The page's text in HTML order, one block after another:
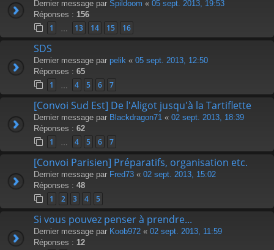
Dernier message par Spildoom « 05 sept. 2013, 19:53
Réponses : 156
1 13 14 15 16
SDS
Dernier message par pelik « 05 sept. 2013, 12:50
Réponses : 65
1 4 5 6 7
[Convoi Sud Est] De l'Aligot jusqu'à la Tartiflette
Dernier message par Blackdragon71 « 02 sept. 2013, 18:39
Réponses : 62
1 4 5 6 7
[Convoi Parisien] Préparatifs, organisation etc.
Dernier message par Fred73 « 02 sept. 2013, 15:02
Réponses : 48
1 2 3 4 5
Si vous pouvez penser à prendre...
Dernier message par Koob972 « 02 sept. 2013, 11:59
Réponses : 12